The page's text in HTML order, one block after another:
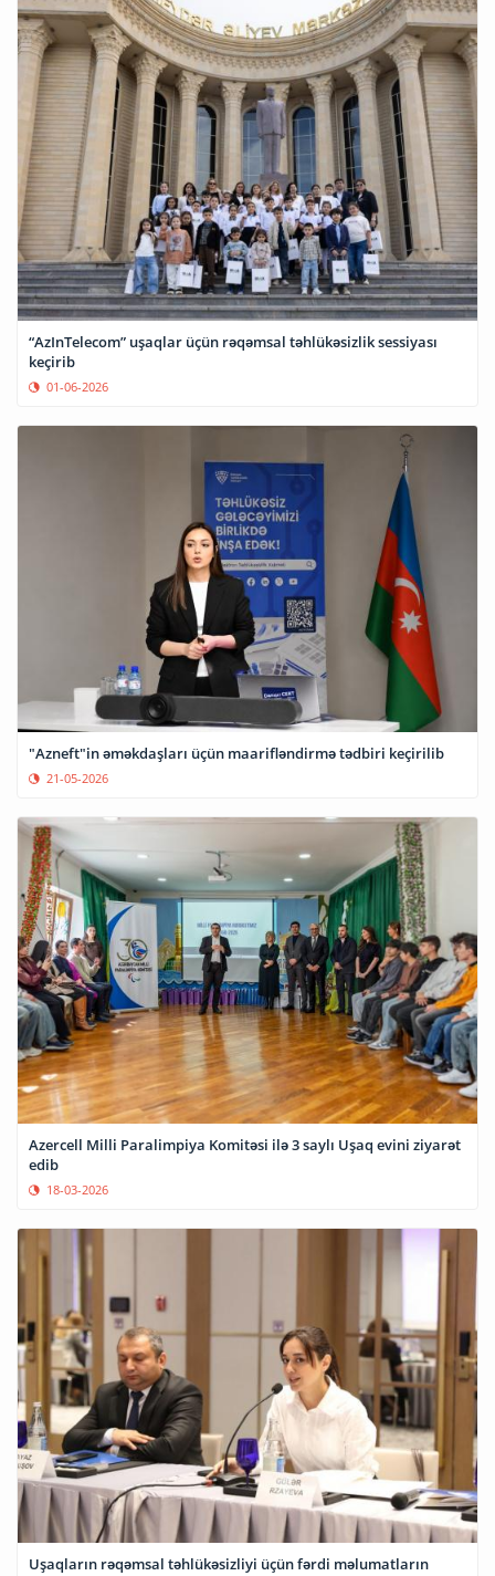
“AzInTelecom” uşaqlar üçün rəqəmsal təhlükəsizlik sessiyası
keçirib
01-06-2026
"Azneft"in əməkdaşları üçün maarifləndirmə tədbiri keçirilib
21-05-2026
Azercell Milli Paralimpiya Komitəsi ilə 3 saylı Uşaq evini ziyarət
edib
18-03-2026
Uşaqların rəqəmsal təhlükəsizliyi üçün fərdi məlumatların